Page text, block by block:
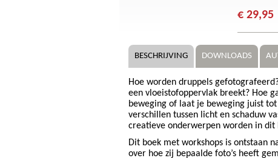
€ 29,95
BESCHRIJVING DOWNLOADS
Hoe worden druppels
een vloeistofoppervlak breekt? Hoe
beweging of laat je beweging juist
verschillen tussen licht en schaduw
creatieve onderwerpen worden in dit
Dit boek met workshops is ontstaan
over hoe zij bepaalde foto’s heeft